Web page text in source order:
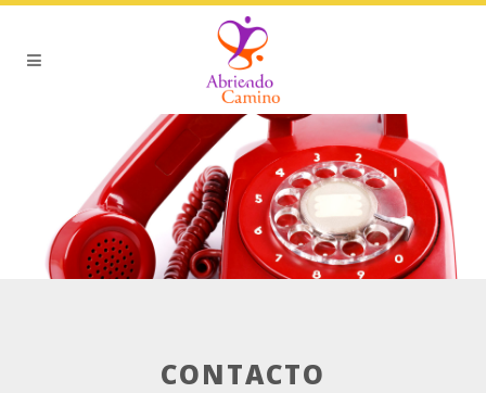
CONTACTO